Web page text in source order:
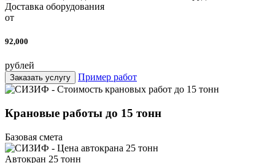
Доставка оборудования
от
92,000
рублей
Заказать услугу Пример работ
Крановые работы до 15 тонн
Базовая смета
Автокран 25 тонн